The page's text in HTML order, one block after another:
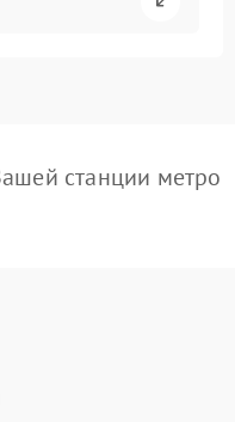
станции метро